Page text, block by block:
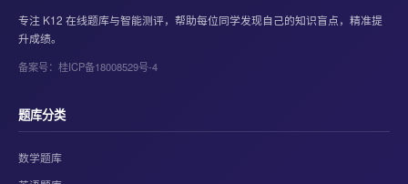
专注 K12 在线题库与智能测评，帮助每位同学发现自己的知识盲点，精准提
升成绩。
备案号：桂ICP备18008529号-4
题库分类
数学题库